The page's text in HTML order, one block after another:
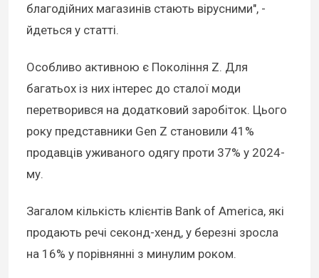
благодійних магазинів стають вірусними", -
йдеться у статті.
Особливо активною є Покоління Z. Для
багатьох із них інтерес до сталої моди
перетворився на додатковий заробіток. Цього
року представники Gen Z становили 41%
продавців уживаного одягу проти 37% у 2024-
му.
Загалом кількість клієнтів Bank of America, які
продають речі секонд-хенд, у березні зросла
на 16% у порівнянні з минулим роком.